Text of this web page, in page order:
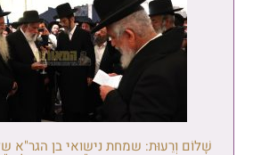
שָׁלוֹם וְרֵעוּת: שמחת נישואי בן הגר"א